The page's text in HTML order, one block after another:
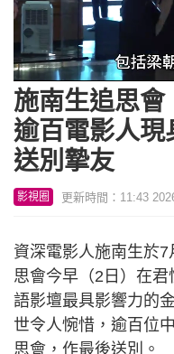
Unmute Loaded:
44.78%
施南生追思會
逾百電影人現
送別摯友
影視圈 更新時間：11:43
資深電影人施南生於
思會今早（2日）在
語影壇最具影響力的
世令人惋惜，逾百位
思會，作最後送別。